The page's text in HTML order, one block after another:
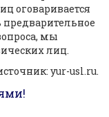
оговаривается
предварительное
мы
лиц.
yur-usl.ru.